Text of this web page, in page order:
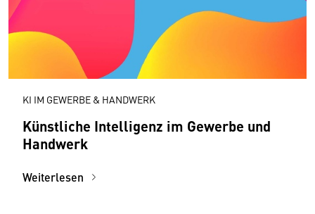
KI IM GEWERBE & HANDWERK
Künstliche Intelligenz im Gewerbe und
Handwerk
Weiterlesen